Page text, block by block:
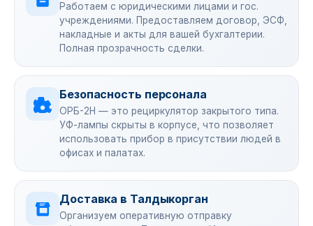
Работаем с юридическими лицами и гос.
учреждениями. Предоставляем договор, ЭСФ,
накладные и акты для вашей бухгалтерии.
Полная прозрачность сделки.
Безопасность персонала
ОРБ-2Н — это рециркулятор закрытого типа.
УФ-лампы скрыты в корпусе, что позволяет
использовать прибор в присутствии людей в
офисах и палатах.
Доставка в Талдыкорган
Организуем оперативную отправку